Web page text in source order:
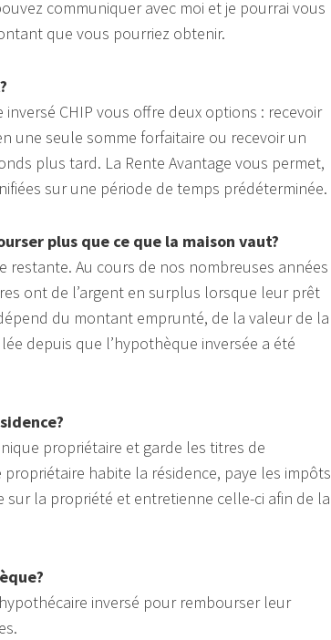
communiquer avec moi et je pourrai vous
que vous pourriez obtenir.
CHIP vous offre deux options : recevoir
une seule somme forfaitaire ou recevoir un
plus tard. La Rente Avantage vous permet,
sur une période de temps prédéterminée.
plus que ce que la maison vaut?
Au cours de nos nombreuses années
ont de l’argent en surplus lorsque leur prêt
du montant emprunté, de la valeur de la
depuis que l’hypothèque inversée a été
propriétaire et garde les titres de
habite la résidence, paye les impôts
sur la propriété et entretienne celle-ci afin de la
inversé pour rembourser leur